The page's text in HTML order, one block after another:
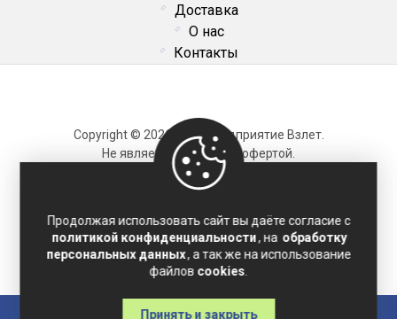
Доставка
О нас
Контакты
Copyright © 2026 ОДО Предприятие Взлет.
Не является публичной офертой.
Карта сайта
Политика конфиденциальности
Соглашение на обработку персональных данных
Продолжая использовать сайт вы даёте согласие с
политикой конфиденциальности, на обработку
персональных данных, а так же на использование
файлов cookies
Принять и закрыть